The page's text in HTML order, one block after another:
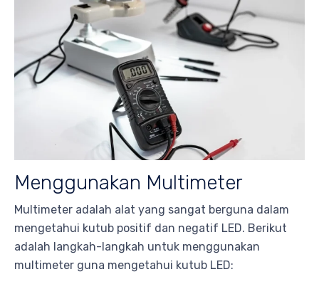
Menggunakan Multimeter
Multimeter adalah alat yang sangat berguna dalam
mengetahui kutub positif dan negatif LED. Berikut
adalah langkah-langkah untuk menggunakan
multimeter guna mengetahui kutub LED: